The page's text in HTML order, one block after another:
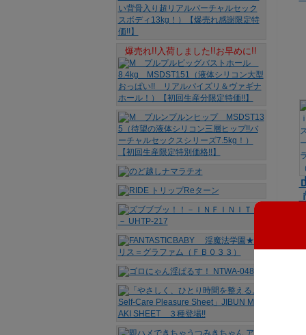
爆売れ!!入荷しました!!お早めに!!